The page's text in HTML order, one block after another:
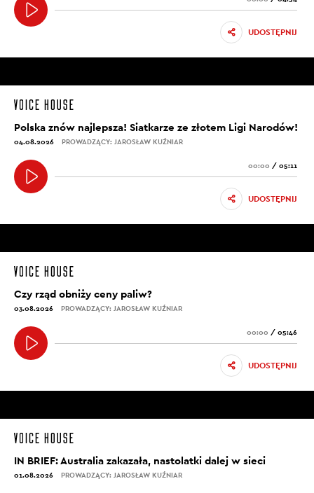
UDOSTĘPNIJ
Polska znów najlepsza! Siatkarze ze złotem Ligi Narodów!
04.08.2026 PROWADZĄCY: JAROSŁAW KUŹNIAR
00:00 / 05:11
UDOSTĘPNIJ
Czy rząd obniży ceny paliw?
03.08.2026 PROWADZĄCY: JAROSŁAW KUŹNIAR
00:00 / 05:46
UDOSTĘPNIJ
IN BRIEF: Australia zakazała, nastolatki dalej w sieci
01.08.2026 PROWADZĄCY: JAROSŁAW KUŹNIAR